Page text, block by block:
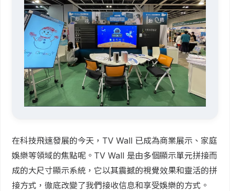
在科技飛速發展的今天，TV Wall 已成為商業展示、家庭
娛樂等領域的焦點呢。TV Wall 是由多個顯示單元拼接而
成的大尺寸顯示系統，它以其震撼的視覺效果和靈活的拼
接方式，徹底改變了我們接收信息和享受娛樂的方式。